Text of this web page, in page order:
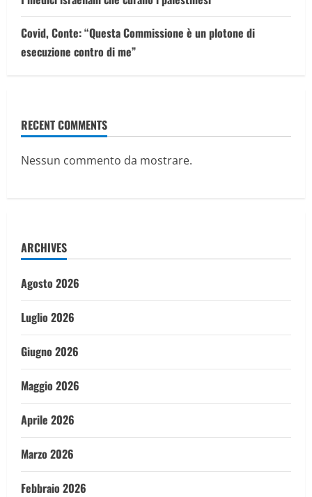
Covid, Conte: “Questa Commissione è un plotone di
esecuzione contro di me”
RECENT COMMENTS
Nessun commento da mostrare.
ARCHIVES
Agosto 2026
Luglio 2026
Giugno 2026
Maggio 2026
Aprile 2026
Marzo 2026
Febbraio 2026